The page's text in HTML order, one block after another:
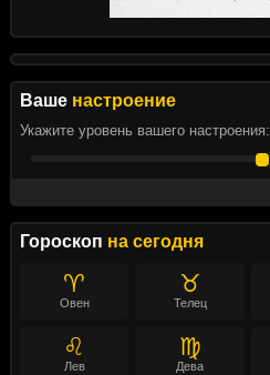
Ваше настроение
Укажите уровень вашего настроения:
Гороскоп на сегодня
♈
Овен
♉
Телец
♌
Лев
♍
Дева